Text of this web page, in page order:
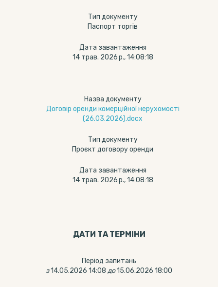
Тип документу
Паспорт торгів
Дата завантаження
14 трав. 2026 р., 14:08:18
Назва документу
Договір оренди комерційної нерухомості
(26.03.2026).docx
Тип документу
Проєкт договору оренди
Дата завантаження
14 трав. 2026 р., 14:08:18
ДАТИ ТА ТЕРМIНИ
Період запитань
з14.05.2026 14:08 до15.06.2026 18:00